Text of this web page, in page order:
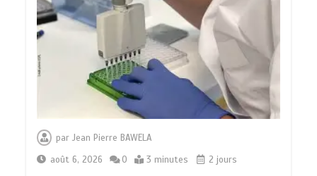
parJean Pierre BAWELA
août 6, 2026
0 3 minutes 2 jours